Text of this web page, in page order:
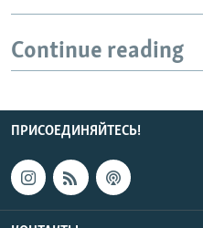
Continue reading
ПРИСОЕДИНЯЙТЕСЬ!